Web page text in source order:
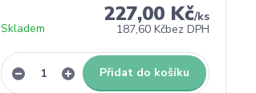
227,00 Kč/ks
187,60 Kčbez DPH
Skladem
Přidat do košíku